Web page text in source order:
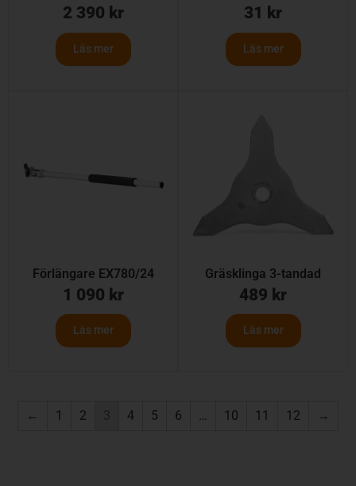
2 390 kr
Läs mer
31 kr
Läs mer
Förlängare EX780/24
1 090 kr
Läs mer
Gräsklinga 3-tandad
489 kr
Läs mer
← 1 2 3 4 5 6 … 10 11 12 →